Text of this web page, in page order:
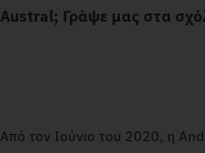
Austral; Γράψε μας στα
Από τον Ιούνιο του 2020, η